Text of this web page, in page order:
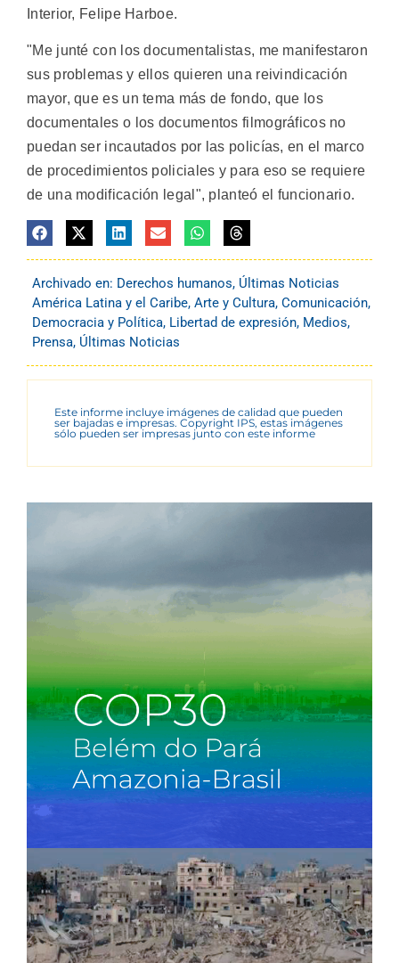
Interior, Felipe Harboe.
"Me junté con los documentalistas, me manifestaron
sus problemas y ellos quieren una reivindicación
mayor, que es un tema más de fondo, que los
documentales o los documentos filmográficos no
puedan ser incautados por las policías, en el marco
de procedimientos policiales y para eso se requiere
de una modificación legal", planteó el funcionario.
Archivado en: Derechos humanos, Últimas Noticias
América Latina y el Caribe, Arte y Cultura, Comunicación,
Democracia y Política, Libertad de expresión, Medios,
Prensa, Últimas Noticias
Este informe incluye imágenes de calidad que pueden
ser bajadas e impresas. Copyright IPS, estas imágenes
sólo pueden ser impresas junto con este informe